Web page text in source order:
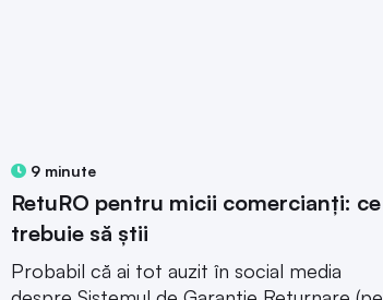
9 minute
RetuRO pentru micii comercianți: ce
trebuie să știi
Probabil că ai tot auzit în social media